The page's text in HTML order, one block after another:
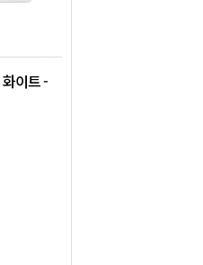
이트 -